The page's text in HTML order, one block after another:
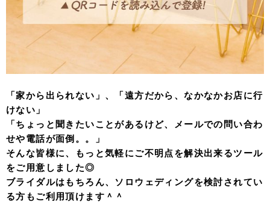
「家から出られない」、「遠方だから、なかなかお店に行
けない」
「ちょっと聞きたいことがあるけど、メールでの問い合わ
せや電話が面倒。。」
そんな皆様に、もっと気軽にご不明点を解決出来るツール
をご用意しました◎
ブライダルはもちろん、ソロウェディングを検討されてい
る方もご利用頂けます＾＾